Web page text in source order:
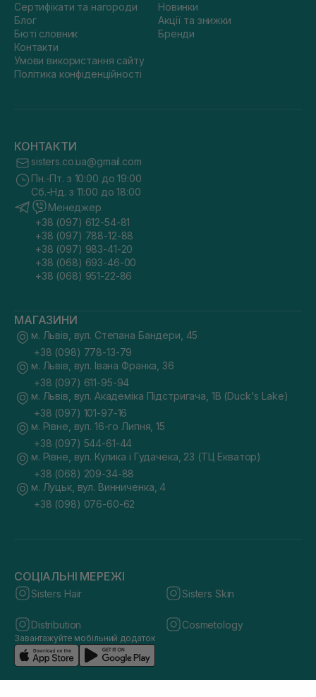
Сертифікати та нагороди
Блог
Бюті словник
Контакти
Умови використання сайту
Політика конфіденційності
Новинки
Акції та знижки
Бренди
КОНТАКТИ
sisters.co.ua@gmail.com
Пн.-Пт. з 10:00 до 19:00
Сб.-Нд. з 11:00 до 18:00
Менеджер
+38 (097) 612-54-81
+38 (097) 788-12-88
+38 (097) 983-41-20
+38 (068) 693-46-00
+38 (068) 951-22-86
МАГАЗИНИ
м. Львів, вул. Степана Бандери, 45
+38 (098) 778-13-79
м. Львів, вул. Івана Франка, 36
+38 (097) 611-95-94
м. Львів, вул. Академіка Підстригача, 1В (Duck's Lake)
+38 (097) 101-97-16
м. Рівне, вул. 16-го Липня, 15
+38 (097) 544-61-44
м. Рівне, вул. Кулика і Гудачека, 23 (ТЦ Екватор)
+38 (068) 209-34-88
м. Луцьк, вул. Винниченка, 4
+38 (098) 076-60-62
СОЦІАЛЬНІ МЕРЕЖІ
Sisters Hair Sisters Skin
Distribution Cosmetology
Завантажуйте мобільний додаток